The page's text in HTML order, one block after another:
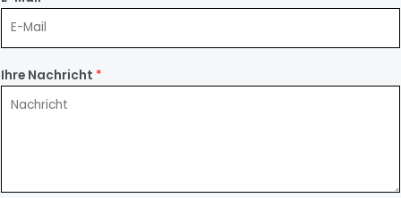
Ihre Nachricht *